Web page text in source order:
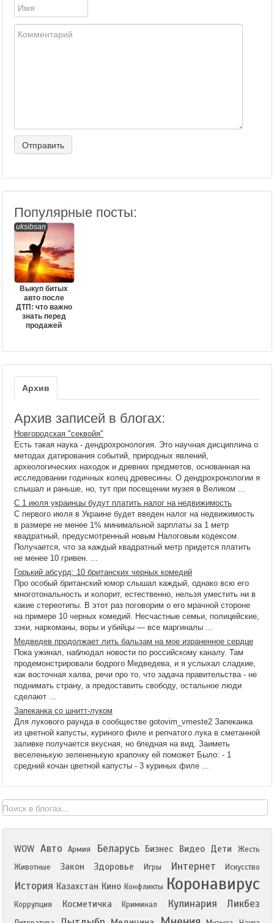
Популярные посты:
uksibsan
Выкуп битых
авто после
ДТП: что важно
знать перед
продажей
Архив
Архив записей в блогах:
Новгородская "секвойя"
Есть такая наука - дендрохронология. Это научная дисциплина о
методах датирования событий, природных явлений,
археологических находок и древних предметов, основанная на
исследовании годичных колец древесины. О дендрохронологии я
слышал и раньше, но, тут при посещении музея в Великом ...
С 1 июля украинцы будут платить налог на недвижимость
С первого июля в Украине будет введен налог на недвижимость
в размере не менее 1% минимальной зарплаты за 1 метр
квадратный, предусмотренный новым Налоговым кодексом.
Получается, что за каждый квадратный метр придется платить
не менее 10 гривен. ...
Горький абсурд: 10 британских черных комедий
Про особый британский юмор слышал каждый, однако всю его
многотональность и колорит, естественно, нельзя уместить ни в
какие стереотипы. В этот раз поговорим о его мрачной стороне
на примере 10 черных комедий. Несчастные семьи, полицейские,
зэки, наркоманы, воры и убийцы — все маргиналы ...
Медведев продолжает лить бальзам на мое израненное сердце
Пока ужинал, наблюдал новости по российскому каналу. Там
продемонстрировали бодрого Медведева, и я услыхал сладкие,
как восточная халва, речи про то, что задача правительства - не
поднимать страну, а предоставить свободу, остальное люди
сделают ...
Запеканка со шнитт-луком
Для лукового раунда в сообществе gotovim_vmeste2 Запеканка
из цветной капусты, куриного филе и репчатого лука в сметанной
заливке получается вкусная, но бледная на вид. Заиметь
веселенькую зелененькую крапочку ей поможет Было: - 1
средний кочан цветной капусты - 3 куриных филе ...
WOW Авто Армия Беларусь Бизнес Видео Дети
Жесть
Животные
Закон Здоровье Игры Интернет Искусство
История Казахстан Кино Конфликты Коронавирус
Коррупция Косметичка Криминал Кулинария Ликбез